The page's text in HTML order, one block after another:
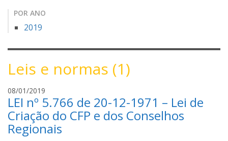
POR ANO
2019
Leis e normas (1)
08/01/2019
u
a
n
a
LEI nº 5.766 de 20-12-1971 – Lei de
Criação do CFP e dos Conselhos
Regionais